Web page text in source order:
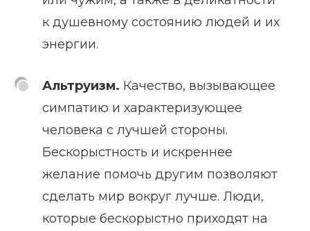
к душевному состоянию людей и их
энергии.
Альтруизм. Качество, вызывающее
симпатию и характеризующее
человека с лучшей стороны.
Бескорыстность и искреннее
желание помочь другим позволяют
сделать мир вокруг лучше. Люди,
которые бескорыстно приходят на